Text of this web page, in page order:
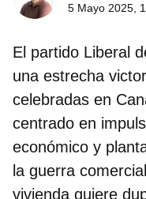
5 Mayo 2025,
El partido Liberal
una estrecha
celebradas en
centrado en
económico y
la guerra
vivienda quiere